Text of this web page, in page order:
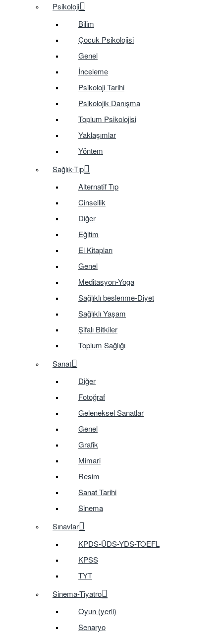
Psikoloji
Bilim
Çocuk Psikolojisi
Genel
İnceleme
Psikoloji Tarihi
Psikolojik Danışma
Toplum Psikolojisi
Yaklaşımlar
Yöntem
Sağlık-Tıp
Alternatif Tıp
Cinsellik
Diğer
Eğitim
El Kitapları
Genel
Meditasyon-Yoga
Sağlıklı beslenme-Diyet
Sağlıklı Yaşam
Şifalı Bitkiler
Toplum Sağlığı
Sanat
Diğer
Fotoğraf
Geleneksel Sanatlar
Genel
Grafik
Mimari
Resim
Sanat Tarihi
Sinema
Sınavlar
KPDS-ÜDS-YDS-TOEFL
KPSS
TYT
Sinema-Tiyatro
Oyun (yerli)
Senaryo